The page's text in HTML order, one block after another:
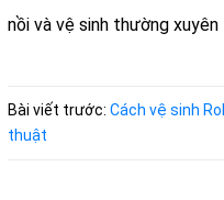
nồi và vệ sinh thường xuyên
Bài viết trước: Cách vệ sinh
thuật